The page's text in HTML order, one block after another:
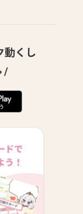
動くし
/